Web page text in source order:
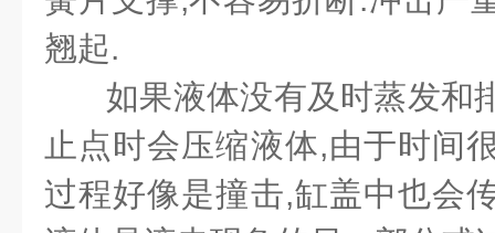
翘起.
如果液体没有及时蒸发和
止点时会压缩液体,由于时间
过程好像是撞击,缸盖中也会